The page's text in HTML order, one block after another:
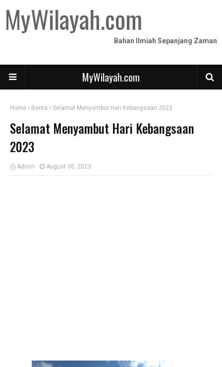
MyWilayah.com
Bahan Ilmiah Sepanjang Zaman
MyWilayah.com
Home Berita Selamat Menyambut Hari Kebangsaan 2023
Selamat Menyambut Hari Kebangsaan
2023
Admin August 30, 2023